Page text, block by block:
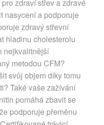
zdraví střev a zdravé
nasycení a podporuje
zdravý střevní
hladinu cholesterolu
nejkvalitnější
metodou CFM?
svůj objem díky tomu
Také vaše zažívání
pomáhá zbavit se
podporuje přeměnu